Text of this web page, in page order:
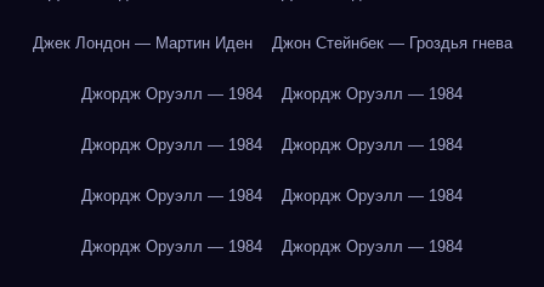
Джек Лондон — Мартин Иден Джон Стейнбек — Гроздья гнева
Джордж Оруэлл — 1984 Джордж Оруэлл — 1984
Джордж Оруэлл — 1984 Джордж Оруэлл — 1984
Джордж Оруэлл — 1984 Джордж Оруэлл — 1984
Джордж Оруэлл — 1984 Джордж Оруэлл — 1984